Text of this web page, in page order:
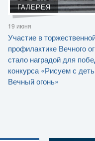
ГАЛЕРЕЯ
19 июня
Участие в
профилактике Вечного
стало наградой для
конкурса «Рисуем с
Вечный огонь»